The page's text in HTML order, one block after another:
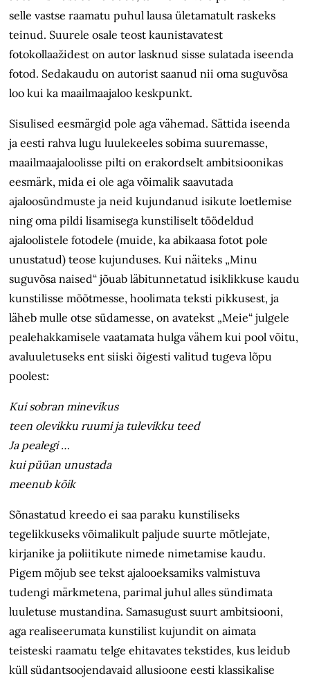
selle vastse raamatu puhul lausa ületamatult raskeks
teinud. Suurele osale teost kaunistavatest
fotokollaažidest on autor lasknud sisse sulatada iseenda
fotod. Sedakaudu on autorist saanud nii oma suguvõsa
loo kui ka maailmaajaloo keskpunkt.
Sisulised eesmärgid pole aga vähemad. Sättida iseenda
ja eesti rahva lugu luulekeeles sobima suuremasse,
maailmaajaloolisse pilti on erakordselt ambitsioonikas
eesmärk, mida ei ole aga võimalik saavutada
ajaloosündmuste ja neid kujundanud isikute loetlemise
ning oma pildi lisamisega kunstiliselt töödeldud
ajaloolistele fotodele (muide, ka abikaasa fotot pole
unustatud) teose kujunduses. Kui näiteks „Minu
suguvõsa naised“ jõuab läbitunnetatud isiklikkuse kaudu
kunstilisse mõõtmesse, hoolimata teksti pikkusest, ja
läheb mulle otse südamesse, on avatekst „Meie“ julgele
pealehakkamisele vaatamata hulga vähem kui pool võitu,
avaluuletuseks ent siiski õigesti valitud tugeva lõpu
poolest:
Kui sobran minevikus
teen olevikku ruumi ja tulevikku teed
Ja pealegi …
kui püüan unustada
meenub kõik
Sõnastatud kreedo ei saa paraku kunstiliseks
tegelikkuseks võimalikult paljude suurte mõtlejate,
kirjanike ja poliitikute nimede nimetamise kaudu.
Pigem mõjub see tekst ajalooeksamiks valmistuva
tudengi märkmetena, parimal juhul alles sündimata
luuletuse mustandina. Samasugust suurt ambitsiooni,
aga realiseerumata kunstilist kujundit on aimata
teisteski raamatu telge ehitavates tekstides, kus leidub
küll südantsoojendavaid allusioone eesti klassikalise